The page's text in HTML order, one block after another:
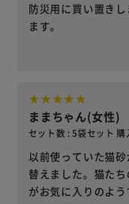
防災用に買い置き
ます。
ままちゃん(女性)
セット数 : 5袋セット 購
以前使っていた猫
替えました。猫た
がお気に入りのよう